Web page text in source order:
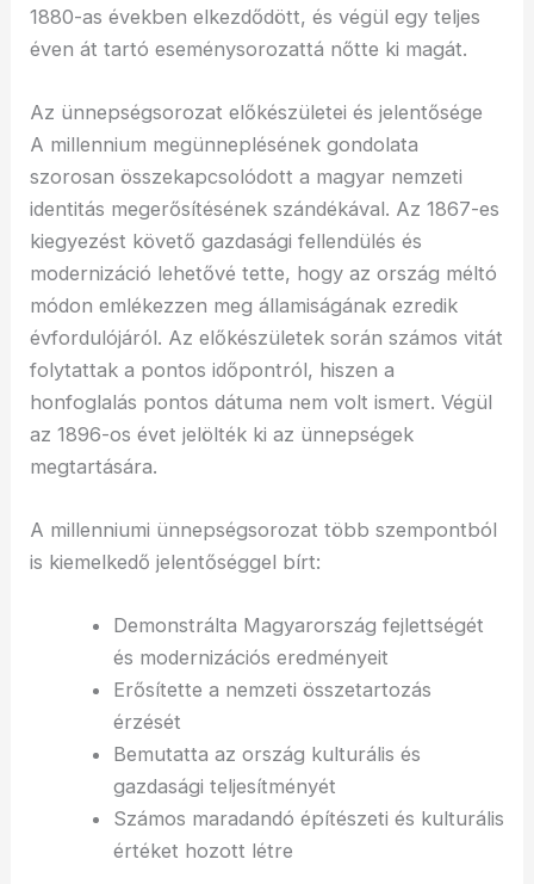
1880-as években elkezdődött, és végül egy teljes
éven át tartó eseménysorozattá nőtte ki magát.
Az ünnepségsorozat előkészületei és jelentősége
A millennium megünneplésének gondolata
szorosan összekapcsolódott a magyar nemzeti
identitás megerősítésének szándékával. Az 1867-es
kiegyezést követő gazdasági fellendülés és
modernizáció lehetővé tette, hogy az ország méltó
módon emlékezzen meg államiságának ezredik
évfordulójáról. Az előkészületek során számos vitát
folytattak a pontos időpontról, hiszen a
honfoglalás pontos dátuma nem volt ismert. Végül
az 1896-os évet jelölték ki az ünnepségek
megtartására.
A millenniumi ünnepségsorozat több szempontból
is kiemelkedő jelentőséggel bírt:
Demonstrálta Magyarország fejlettségét
és modernizációs eredményeit
Erősítette a nemzeti összetartozás
érzését
Bemutatta az ország kulturális és
gazdasági teljesítményét
Számos maradandó építészeti és kulturális
értéket hozott létre